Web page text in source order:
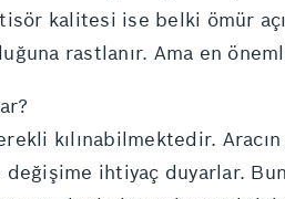
kalitesi ise belki ömür
rastlanır. Ama en
kılınabilmektedir.
ihtiyaç duyarlar.